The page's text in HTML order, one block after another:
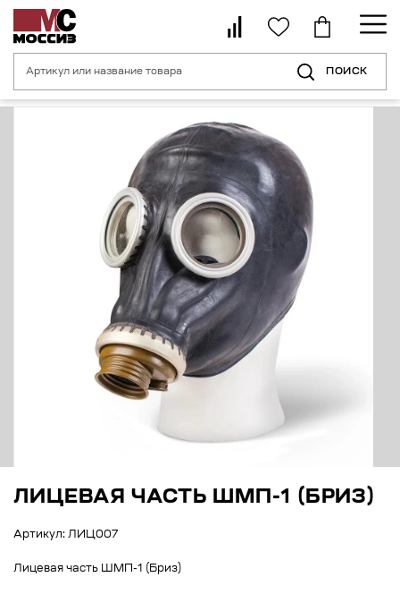
ПОИСК
Главная страница Средства индивидуальной защиты
ЛИЦЕВАЯ ЧАСТЬ ШМП-1 (БРИЗ)
Артикул: ЛИЦ007
Лицевая часть ШМП-1 (Бриз)